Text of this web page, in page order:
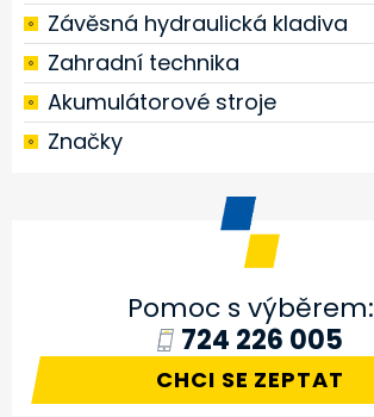
Závěsná hydraulická kladiva
Zahradní technika
Akumulátorové stroje
Značky
Pomoc s výběrem:
724 226 005
CHCI SE ZEPTAT